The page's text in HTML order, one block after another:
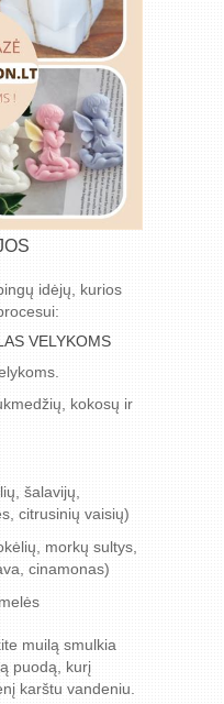
idėjų, kurios
VELYKOMS
kokosų ir
šalavijų,
citrusinių vaisių)
morkų sultys,
cinamonas)
muilą smulkia
puodą, kurį
karštu vandeniu.